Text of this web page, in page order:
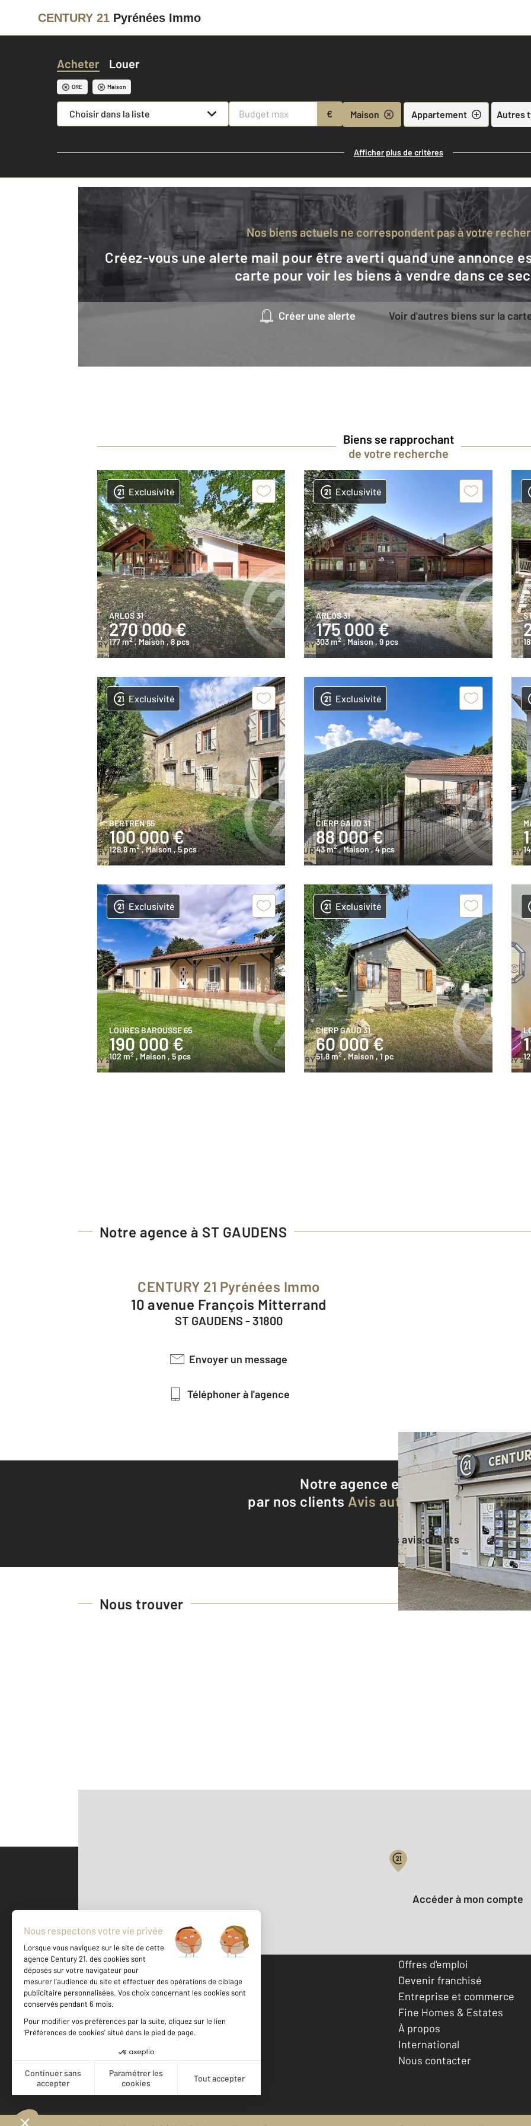
CENTURY 21 Pyrénées Immo
Acheter Louer
ORE Maison
Choisir dans la liste € Maison Appartement Autres
Afficher plus de critères
Nos biens actuels ne correspondent pas à votre
Créez-vous une alerte mail pour être averti quand une annonce est en ligne et consultez la
carte pour voir les biens à vendre dans ce
Créer une alerte Voir d'autres biens sur la
Biens se rapprochant
de votre recherche
Exclusivité
ARLOS 31
270 000 €
177 m2 , Maison, 8 pcs
Exclusivité
ARLOS 31
175 000 €
303 m2 , Maison, 9 pcs
Exclusivité
BERTREN 65
100 000 €
128,8 m2 , Maison, 5 pcs
Exclusivité
CIERP GAUD 31
88 000 €
43 m2 , Maison, 4 pcs
Exclusivité
LOURES BAROUSSE 65
190 000 €
102 m2 , Maison , 5 pcs
Exclusivité
CIERP GAUD 31
60 000 €
51,8 m2 , Maison, 1 pc
Notre agence à ST GAUDENS
CENTURY 21 Pyrénées Immo
10 avenue François Mitterrand
ST GAUDENS - 31800
Envoyer un message
Téléphoner à l'agence
Notre agence est notée9,2/10
par nos clients Avis authentifiés par
Voir tous les avis clients
Nous trouver
500 m ©Mappy
Votre compte :
Accéder à mon compte
Votre agence est notée
Achat
Location
Offres d'emploi
Devenir franchisé
Entreprise et commerce
Fine Homes & Estates
À propos
International
Nous contacter